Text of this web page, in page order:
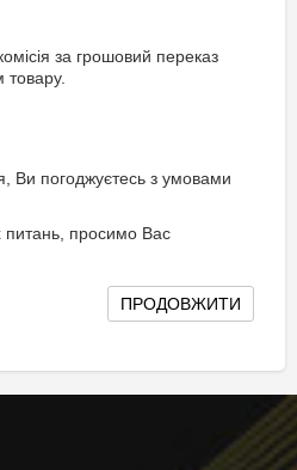
за грошовий переказ
погоджуєтесь з умовами
питань, просимо Вас
ПРОДОВЖИТИ